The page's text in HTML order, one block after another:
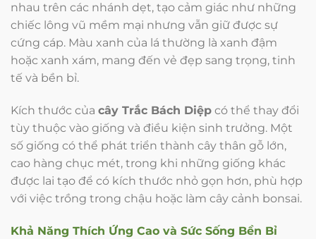
nhau trên các nhánh dẹt, tạo cảm giác như những
chiếc lông vũ mềm mại nhưng vẫn giữ được sự
cứng cáp. Màu xanh của lá thường là xanh đậm
hoặc xanh xám, mang đến vẻ đẹp sang trọng, tinh
tế và bền bỉ.
Kích thước của cây Trắc Bách Diệp có thể thay đổi
tùy thuộc vào giống và điều kiện sinh trưởng. Một
số giống có thể phát triển thành cây thân gỗ lớn,
cao hàng chục mét, trong khi những giống khác
được lai tạo để có kích thước nhỏ gọn hơn, phù hợp
với việc trồng trong chậu hoặc làm cây cảnh bonsai.
Khả Năng Thích Ứng Cao và Sức Sống Bền Bỉ